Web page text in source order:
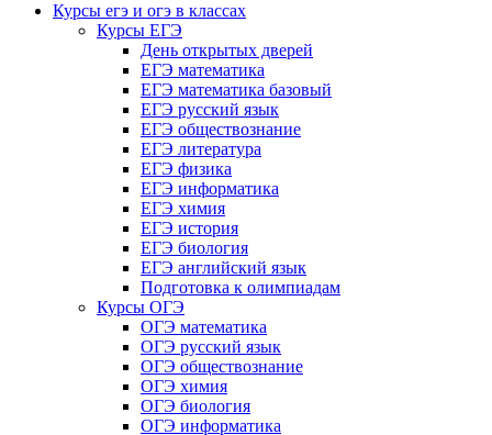
Курсы егэ и огэ в классах
Курсы ЕГЭ
День открытых дверей
ЕГЭ математика
ЕГЭ математика базовый
ЕГЭ русский язык
ЕГЭ обществознание
ЕГЭ литература
ЕГЭ физика
ЕГЭ информатика
ЕГЭ химия
ЕГЭ история
ЕГЭ биология
ЕГЭ английский язык
Подготовка к олимпиадам
Курсы ОГЭ
ОГЭ математика
ОГЭ русский язык
ОГЭ обществознание
ОГЭ химия
ОГЭ биология
ОГЭ информатика